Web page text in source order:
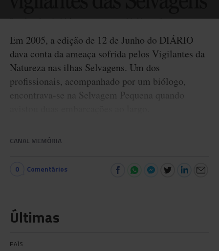
Em 2005, a edição de 12 de Junho do DIÁRIO
dava conta da ameaça sofrida pelos Vigilantes da
Natureza nas ilhas Selvagens. Um dos
profissionais, acompanhado por um biólogo,
encontrava-se na Selvagem Pequena quando
CANAL MEMÓRIA
0 Comentários
Últimas
PAÍS